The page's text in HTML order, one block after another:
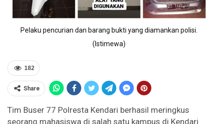
Pelaku pencurian dan barang bukti yang diamankan polisi.
(Istimewa)
182
Share
Tim Buser 77 Polresta Kendari berhasil meringkus
seorang mahasiswa di salah satu kampus di Kendari